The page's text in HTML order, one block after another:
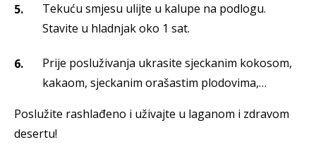
Tekuću smjesu ulijte u kalupe na podlogu.
Stavite u hladnjak oko 1 sat.
Prije posluživanja ukrasite sjeckanim kokosom,
kakaom, sjeckanim orašastim plodovima,…
Poslužite rashlađeno i uživajte u laganom i zdravom
desertu!